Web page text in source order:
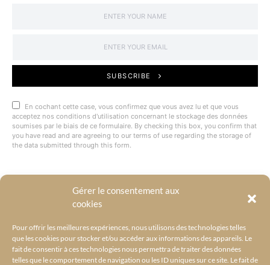
Gérer le consentement aux
cookies
Pour offrir les meilleures expériences, nous utilisons des technologies telles
que les cookies pour stocker et/ou accéder aux informations des appareils. Le
fait de consentir à ces technologies nous permettra de traiter des données
telles que le comportement de navigation ou les ID uniques sur ce site. Le fait de
SUBSCRIBE
En cochant cette case, vous confirmez que vous avez lu et que vous
acceptez nos conditions d'utilisation concernant le stockage des données
soumises par le biais de ce formulaire. By checking this box, you confirm that
you have read and are agreeing to our terms of use regarding the storage of
the data submitted through this form.
@BYRACKEL